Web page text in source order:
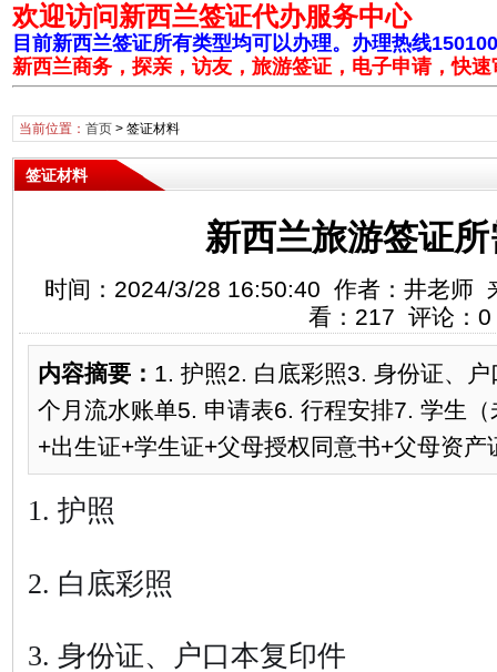
欢迎访问新西兰签证代办服务中心
目前新西兰签证所有类型均可以办理。办理热线
新西兰商务，探亲，访友，旅游签证，电子申请，快速
当前位置： 首页> 签证材料
签证材料
新西兰旅游签证
时间：2024/3/28 16:50:40 作者：井老师
看：217 评论：0
内容摘要： 1. 护照2. 白底彩照3. 身份证、
个月流水账单5. 申请表6. 行程安排7. 学生
+出生证+学生证+父母授权同意书+父母资产
1. 护照
2. 白底彩照
3. 身份证、户口本复印件